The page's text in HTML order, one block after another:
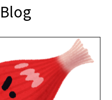
Blog